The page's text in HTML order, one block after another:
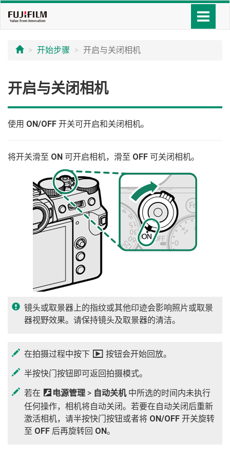
开始步骤 开启与关闭相机
开启与关闭相机
使用 ON/OFF 开关可开启和关闭相机。
将开关滑至 ON 可开启相机，滑至 OFF 可关闭相机。
镜头或取景器上的指纹或其他印迹会影响照片或取景
器视野效果。请保持镜头及取景器的清洁。
在拍摄过程中按下 a 按钮会开始回放。
半按快门按钮即可返回拍摄模式。
若在 D 电源管理 > 自动关机中所选的时间内未执行
任何操作，相机将自动关闭。若要在自动关闭后重新
激活相机，请半按快门按钮或者将 ON/OFF 开关旋转
至 OFF 后再旋转回 ON。